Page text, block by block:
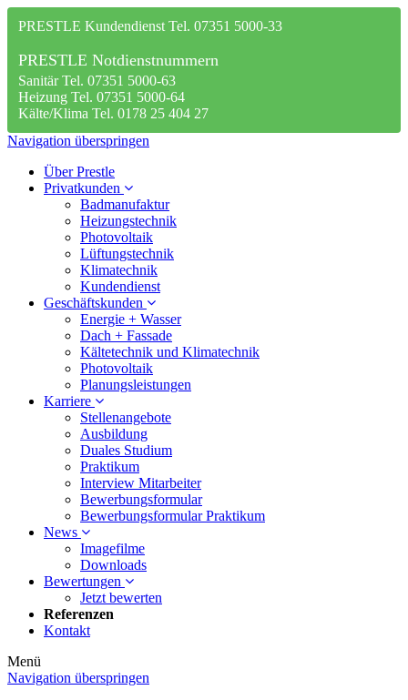
PRESTLE Kundendienst Tel. 07351 5000-33
PRESTLE Notdienstnummern
Sanitär Tel. 07351 5000-63
Heizung Tel. 07351 5000-64
Kälte/Klima Tel. 0178 25 404 27
Navigation überspringen
Über Prestle
Privatkunden
Badmanufaktur
Heizungstechnik
Photovoltaik
Lüftungstechnik
Klimatechnik
Kundendienst
Geschäftskunden
Energie + Wasser
Dach + Fassade
Kältetechnik und Klimatechnik
Photovoltaik
Planungsleistungen
Karriere
Stellenangebote
Ausbildung
Duales Studium
Praktikum
Interview Mitarbeiter
Bewerbungsformular
Bewerbungsformular Praktikum
News
Imagefilme
Downloads
Bewertungen
Jetzt bewerten
Referenzen
Kontakt
Menü
Navigation überspringen